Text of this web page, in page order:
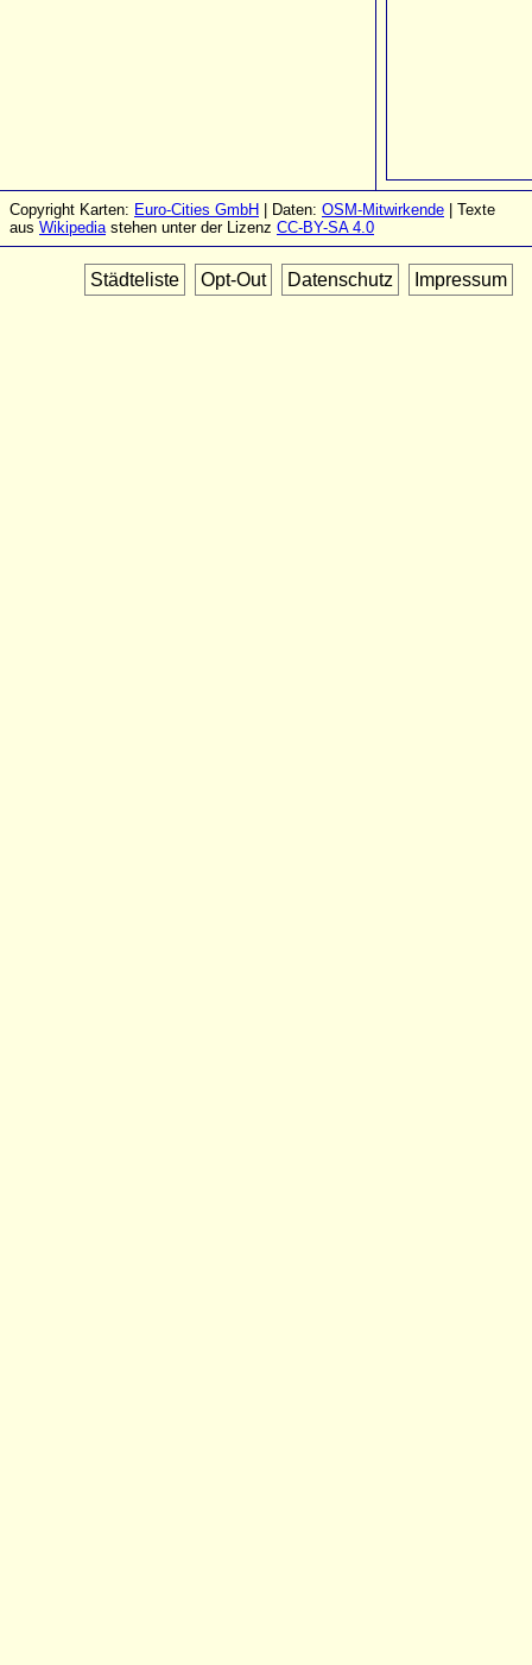
Copyright Karten: Euro-Cities GmbH | Daten: OSM-Mitwirkende | Texte
aus Wikipediastehen unter der Lizenz CC-BY-SA 4.0
Städteliste Opt-Out Datenschutz Impressum